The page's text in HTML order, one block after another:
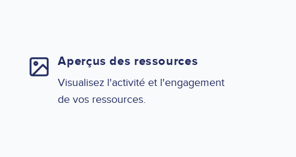
Aperçus des ressources
Visualisez l'activité et l'engagement
de vos ressources.